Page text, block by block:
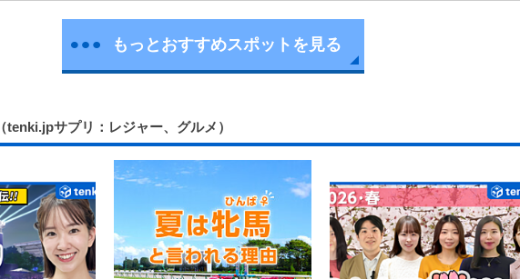
もっとおすすめスポットを見る
（tenki.jpサプリ：レジャー、グルメ）